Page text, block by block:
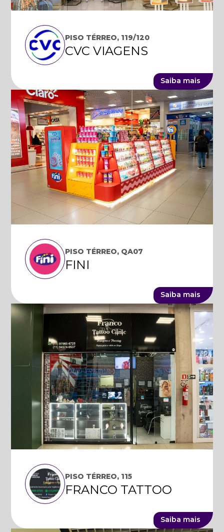
PISO TÉRREO, 119/120
CVC VIAGENS
Saiba mais
PISO TÉRREO, QA07
FINI
Saiba mais
PISO TÉRREO, 115
FRANCO TATTOO
Saiba mais